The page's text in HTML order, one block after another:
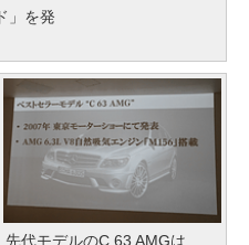
」を発
先代モデルのC 63 AMGは